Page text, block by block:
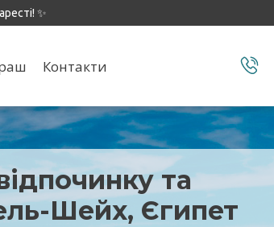
✨
Контакти
та
Шейх, Єгипет